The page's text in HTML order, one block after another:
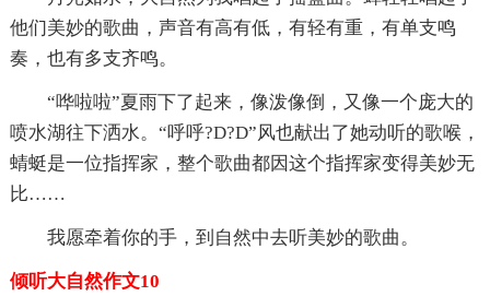
他们美妙的歌曲，声音有高有低，有轻有重，有单支鸣
奏，也有多支齐鸣。
“哗啦啦”夏雨下了起来，像泼像倒，又像一个庞大的
喷水湖往下洒水。“呼呼?D?D”风也献出了她动听的歌喉，
蜻蜓是一位指挥家，整个歌曲都因这个指挥家变得美妙无
比……
我愿牵着你的手，到自然中去听美妙的歌曲。
倾听大自然作文10